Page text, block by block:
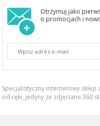
Otrzymuj jako
o promocjach i
Specjalistyczny internetowy
od ręki, jedyny ze zdjęciami 360